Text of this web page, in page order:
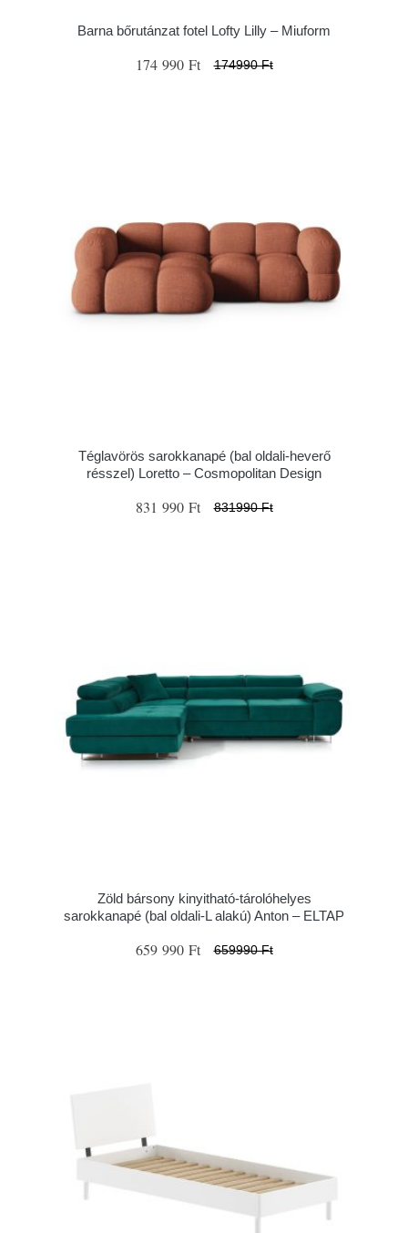
Barna bőrutánzat fotel Lofty Lilly – Miuform
174 990 Ft 174990 Ft
Téglavörös sarokkanapé (bal oldali-heverő
résszel) Loretto – Cosmopolitan Design
831 990 Ft 831990 Ft
Zöld bársony kinyitható-tárolóhelyes
sarokkanapé (bal oldali-L alakú) Anton – ELTAP
659 990 Ft 659990 Ft